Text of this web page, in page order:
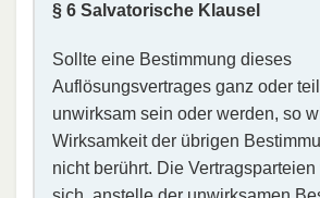
§ 6 Salvatorische Klausel
Sollte eine Bestimmung dieses
Auflösungsvertrages ganz oder
unwirksam sein oder werden, so
Wirksamkeit der übrigen
nicht berührt. Die